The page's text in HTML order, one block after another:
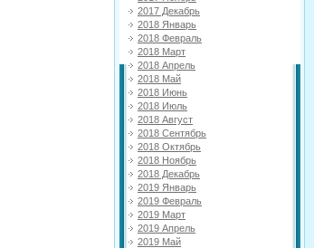
2017 Декабрь
2018 Январь
2018 Февраль
2018 Март
2018 Апрель
2018 Май
2018 Июнь
2018 Июль
2018 Август
2018 Сентябрь
2018 Октябрь
2018 Ноябрь
2018 Декабрь
2019 Январь
2019 Февраль
2019 Март
2019 Апрель
2019 Май